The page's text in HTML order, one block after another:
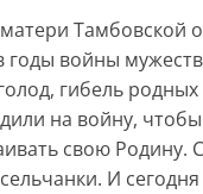
Тамбовской
годы войны
гибель родных
на войну,
свою Родину.
И сегодня